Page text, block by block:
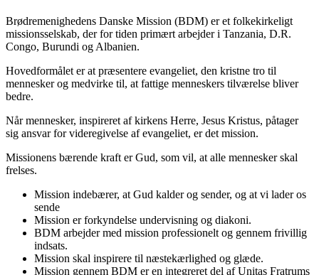
Brødremenighedens Danske Mission (BDM) er et folkekirkeligt
missionsselskab, der for tiden primært arbejder i Tanzania, D.R.
Congo, Burundi og Albanien.
Hovedformålet er at præsentere evangeliet, den kristne tro til
mennesker og medvirke til, at fattige menneskers tilværelse bliver
bedre.
Når mennesker, inspireret af kirkens Herre, Jesus Kristus, påtager
sig ansvar for videregivelse af evangeliet, er det mission.
Missionens bærende kraft er Gud, som vil, at alle mennesker skal
frelses.
Mission indebærer, at Gud kalder og sender, og at vi lader os
sende
Mission er forkyndelse undervisning og diakoni.
BDM arbejder med mission professionelt og gennem frivillig
indsats.
Mission skal inspirere til næstekærlighed og glæde.
Mission gennem BDM er en integreret del af Unitas Fratrums